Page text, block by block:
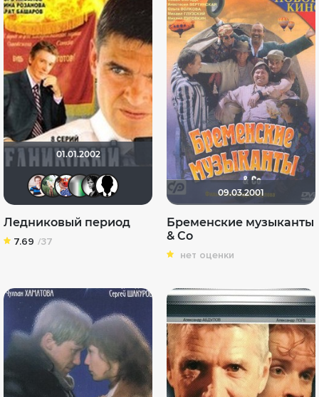
01.01.2002
SokolSined
kiyan4ik85
Passerby
waldemaroff
Melita
Polyak0077
Ледниковый период
7.69 /37
09.03.2001
Бременские музыканты
& Co
нет оценки